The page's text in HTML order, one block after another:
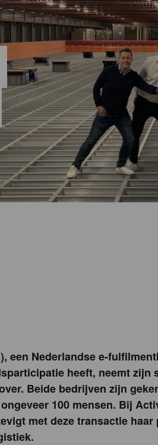
een Nederlandse e-
heeft, neemt zijn
Beide bedrijven zijn
100 mensen. Bij
met deze transactie